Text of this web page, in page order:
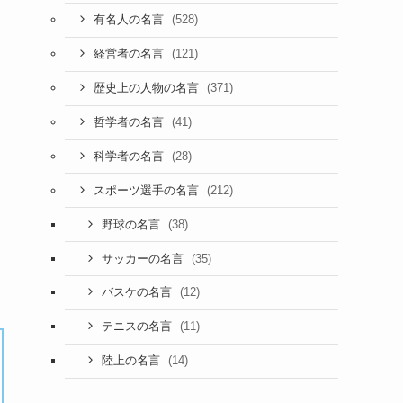
有名人の名言 (528)
経営者の名言 (121)
歴史上の人物の名言 (371)
哲学者の名言 (41)
科学者の名言 (28)
スポーツ選手の名言 (212)
野球の名言 (38)
サッカーの名言 (35)
バスケの名言 (12)
テニスの名言 (11)
陸上の名言 (14)